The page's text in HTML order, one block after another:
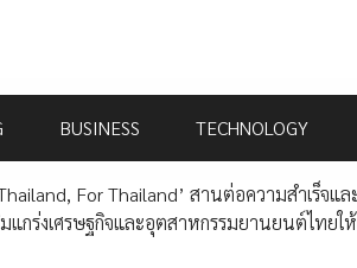
BUSINESS TECHNOLOGY